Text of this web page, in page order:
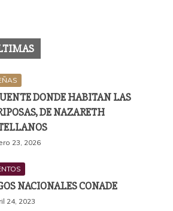
DONDE HABITAN LAS
DE NAZARETH
23, 2026
NACIONALES CONADE
24, 2023